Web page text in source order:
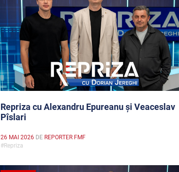
Repriza cu Alexandru Epureanu și Veaceslav
Pîslari
26 MAI 2026DE REPORTER FMF
#Repriza